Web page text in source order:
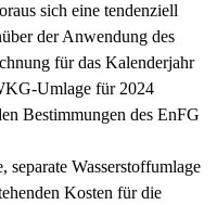
sich eine tendenziell
der Anwendung des
für das Kalenderjahr
Umlage für 2024
Bestimmungen des EnFG
separate Wasserstoffumlage
Kosten für die